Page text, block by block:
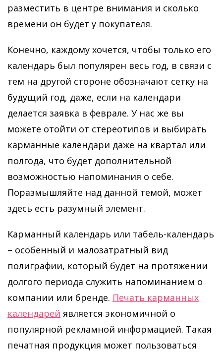
разместить в центре внимания и сколько
времени он будет у покупателя.
Конечно, каждому хочется, чтобы только его
календарь был популярен весь год, в связи с
тем на другой стороне обозначают сетку на
будущий год, даже, если на календари
делается заявка в феврале. У нас же вы
можете отойти от стереотипов и выбирать
карманные календари даже на квартал или
полгода, что будет дополнительной
возможностью напоминания о себе.
Поразмышляйте над данной темой, может
здесь есть разумный элемент.
Карманный календарь или табель-календарь
– особенный и малозатратный вид
полиграфии, который будет на протяжении
долгого периода служить напоминанием о
компании или бренде. Печать карманных
календарей является экономичной о
популярной рекламной информацией. Такая
печатная продукция может пользоваться